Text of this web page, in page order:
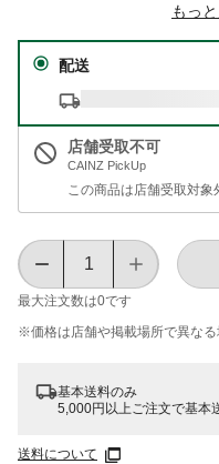
もっ
配送
店舗受取不可
CAINZ PickUp
この商品は店舗受取対象
最大注文数は0です
※価格は​店舗や​掲載場所で​異なる​
基本送料のみ
5,000円以上ご注文で基本
送料について